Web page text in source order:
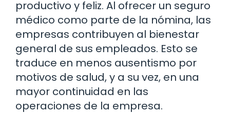
productivo y feliz. Al ofrecer un seguro
médico como parte de la nómina, las
empresas contribuyen al bienestar
general de sus empleados. Esto se
traduce en menos ausentismo por
motivos de salud, y a su vez, en una
mayor continuidad en las
operaciones de la empresa.